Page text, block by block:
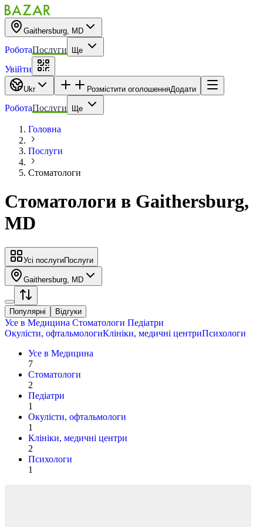
Gaithersburg, MD
РоботаПослуги Ще
Увійти
Ukr Розмістити оголошенняДодати
РоботаПослуги Ще
Головна
Послуги
Стоматологи
Стоматологи в Gaithersburg,
MD
Усі послугиПослуги
Gaithersburg, MD
Популярні Відгуки
Усе в Медицина Стоматологи Педіатри
Окулісти, офтальмологиКлініки, медичні центриПсихологи
Усе в Медицина
7
Стоматологи
2
Педіатри
1
Окулісти, офтальмологи
1
Клініки, медичні центри
2
Психологи
1